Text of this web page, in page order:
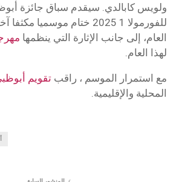
ولويس كابالدي. سيقدم سباق جائزة
للفورمولا 1 2025 ختام موسميا
العام، إلى جانب الإثارة التي ينظمها
لهذا العام.
مع استمرار الموسم ، راقب تقويم
المحلية والإقليمية.